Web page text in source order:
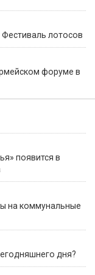
Фестиваль лотосов
форуме в
появится в
на коммунальные
дня?